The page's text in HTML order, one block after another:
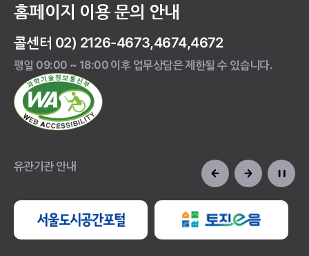
홈페이지 이용 문의 안내
콜센터 02) 2126-4673,4674,4672
평일 09:00 ~ 18:00 이후 업무상담은 제한될 수 있습니다.
유관기관 안내